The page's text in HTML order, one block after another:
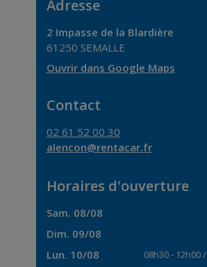
Adresse
2 Impasse de la Blardière
61250 SEMALLE
Ouvrir dans Google Maps
Contact
02 61 52 00 30
alencon@rentacar.fr
Horaires d'ouverture
Sam. 08/08
Dim. 09/08
Lun. 10/08 08h30- 12h00/